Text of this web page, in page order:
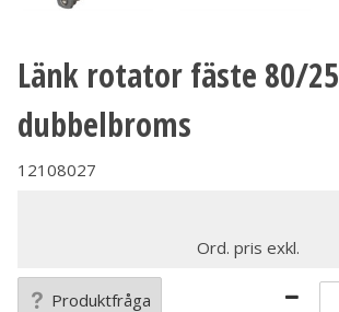
Länk rotator fäste 80/25
dubbelbroms
12108027
Ord. pris exkl.
Produktfråga